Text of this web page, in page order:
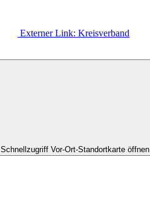
Externer Link: Kreisverband
Schnellzugriff Vor-Ort-Standortkarte öffnen